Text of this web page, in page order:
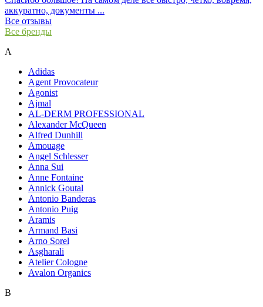
аккуратно, документы ...
Все отзывы
Все бренды
A
Adidas
Agent Provocateur
Agonist
Ajmal
AL-DERM PROFESSIONAL
Alexander McQueen
Alfred Dunhill
Amouage
Angel Schlesser
Anna Sui
Anne Fontaine
Annick Goutal
Antonio Banderas
Antonio Puig
Aramis
Armand Basi
Arno Sorel
Asgharali
Atelier Cologne
Avalon Organics
B